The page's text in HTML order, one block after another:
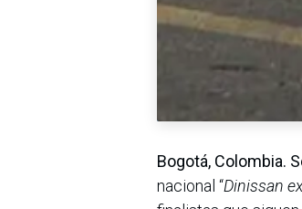
Bogotá, Colombia.
nacional “Dinissan